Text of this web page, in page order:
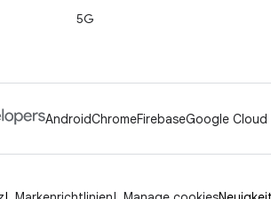
5G
AndroidChromeFirebaseGoogle Cloud